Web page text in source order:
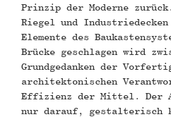
Prinzip der Moderne
Riegel und
Elemente des
Brücke geschlagen wird
Grundgedanken der
architektonischen
Effizienz der Mittel. Der
nur darauf, gestalterisch